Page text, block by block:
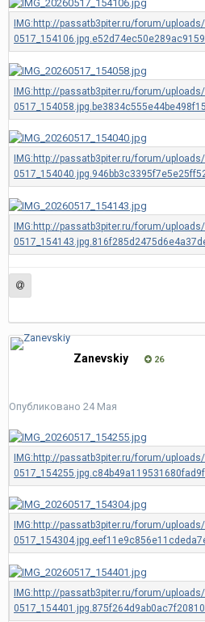
Zanevskiy 26
Опубликовано 24 Мая